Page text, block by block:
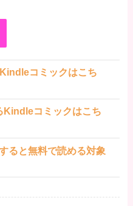
コミックはこち
Kindleコミックはこち
ると無料で読める対象